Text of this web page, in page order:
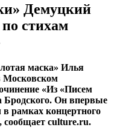
Демуцкий
стихам
маска» Илья
Московском
«Из «Писем
Бродского. Он впервые
рамках концертного
culture.ru.